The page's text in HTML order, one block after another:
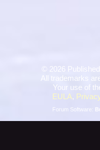
2026
All trademarks
Your use of
EULA,
Forum Software: